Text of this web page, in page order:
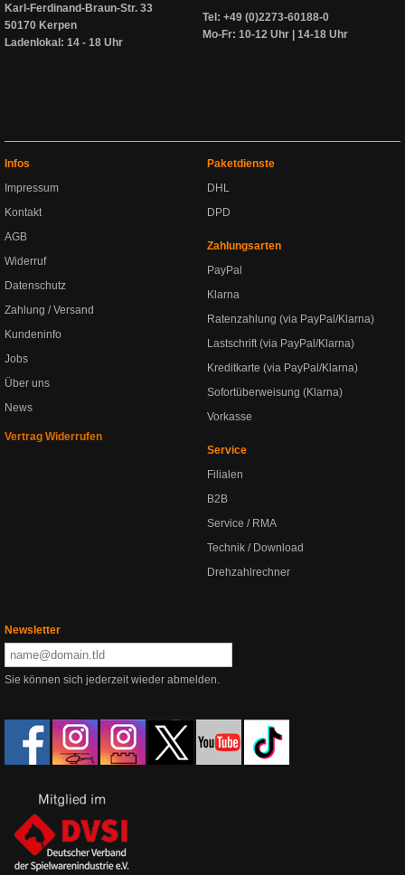
Karl-Ferdinand-Braun-Str. 33
50170 Kerpen
Ladenlokal: 14 - 18 Uhr
Tel: +49 (0)2273-60188-0
Mo-Fr: 10-12 Uhr | 14-18 Uhr
Infos
Impressum
Kontakt
AGB
Widerruf
Datenschutz
Zahlung / Versand
Kundeninfo
Jobs
Über uns
News
Vertrag Widerrufen
Paketdienste
DHL
DPD
Zahlungsarten
PayPal
Klarna
Ratenzahlung (via PayPal/Klarna)
Lastschrift (via PayPal/Klarna)
Kreditkarte (via PayPal/Klarna)
Sofortüberweisung (Klarna)
Vorkasse
Service
Filialen
B2B
Service / RMA
Technik / Download
Drehzahlrechner
Newsletter
Sie können sich jederzeit wieder abmelden.